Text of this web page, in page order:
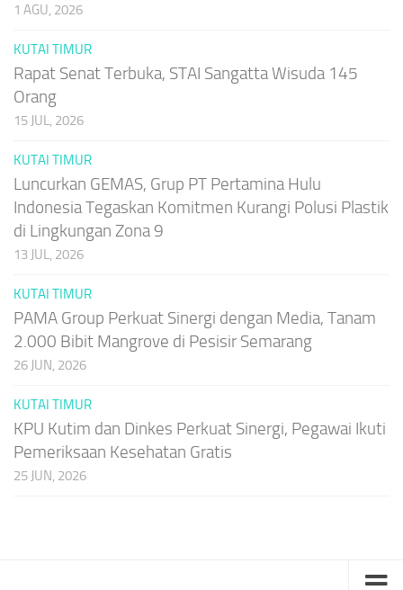
1 AGU, 2026
KUTAI TIMUR
Rapat Senat Terbuka, STAI Sangatta Wisuda 145
Orang
15 JUL, 2026
KUTAI TIMUR
Luncurkan GEMAS, Grup PT Pertamina Hulu
Indonesia Tegaskan Komitmen Kurangi Polusi Plastik
di Lingkungan Zona 9
13 JUL, 2026
KUTAI TIMUR
PAMA Group Perkuat Sinergi dengan Media, Tanam
2.000 Bibit Mangrove di Pesisir Semarang
26 JUN, 2026
KUTAI TIMUR
KPU Kutim dan Dinkes Perkuat Sinergi, Pegawai Ikuti
Pemeriksaan Kesehatan Gratis
25 JUN, 2026